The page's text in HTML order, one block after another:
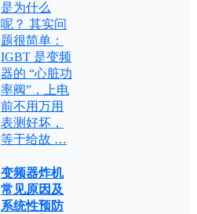
是为什么
呢？ 其实问
题很简单：
IGBT 是变频
器的 “心脏功
率阀”，上电
前不用万用
表测好坏，
等于给故 …
变频器炸机
常见原因及
系统性预防